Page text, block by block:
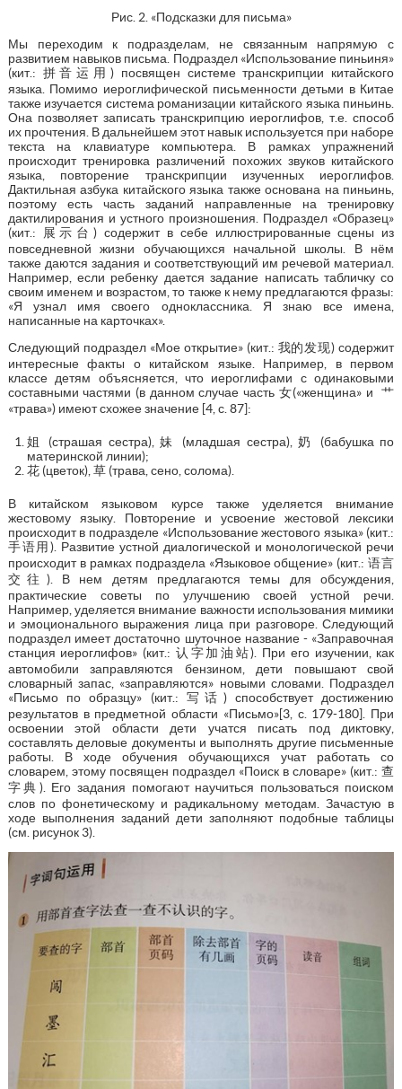
Рис. 2. «Подсказки для письма»
Мы переходим к подразделам, не связанным напрямую с
развитием навыков письма. Подраздел «Использование пиньиня»
(кит.: 拼音运用) посвящен системе транскрипции китайского
языка. Помимо иероглифической письменности детьми в Китае
также изучается система романизации китайского языка пиньинь.
Она позволяет записать транскрипцию иероглифов, т.е. способ
их прочтения. В дальнейшем этот навык используется при наборе
текста на клавиатуре компьютера. В рамках упражнений
происходит тренировка различений похожих звуков китайского
языка, повторение транскрипции изученных иероглифов.
Дактильная азбука китайского языка также основана на пиньинь,
поэтому есть часть заданий направленные на тренировку
дактилирования и устного произношения. Подраздел «Образец»
(кит.: 展示台) содержит в себе иллюстрированные сцены из
повседневной жизни обучающихся начальной школы. В нём
также даются задания и соответствующий им речевой материал.
Например, если ребенку дается задание написать табличку со
своим именем и возрастом, то также к нему предлагаются фразы:
«Я узнал имя своего одноклассника. Я знаю все имена,
написанные на карточках».
Следующий подраздел «Мое открытие» (кит.: 我的发现) содержит
интересные факты о китайском языке. Например, в первом
классе детям объясняется, что иероглифами с одинаковыми
составными частями (в данном случае часть 女(«женщина» и 艹
«трава») имеют схожее значение [4, с. 87]:
姐 (страшая сестра), 妹 (младшая сестра), 奶 (бабушка по
материнской линии);
花 (цветок), 草 (трава, сено, солома).
В китайском языковом курсе также уделяется внимание
жестовому языку. Повторение и усвоение жестовой лексики
происходит в подразделе «Использование жестового языка» (кит.:
手语用). Развитие устной диалогической и монологической речи
происходит в рамках подраздела «Языковое общение» (кит.: 语言
交往). В нем детям предлагаются темы для обсуждения,
практические советы по улучшению своей устной речи.
Например, уделяется внимание важности использования мимики
и эмоционального выражения лица при разговоре. Следующий
подраздел имеет достаточно шуточное название - «Заправочная
станция иероглифов» (кит.: 认字加油站). При его изучении, как
автомобили заправляются бензином, дети повышают свой
словарный запас, «заправляются» новыми словами. Подраздел
«Письмо по образцу» (кит.: 写话) способствует достижению
результатов в предметной области «Письмо»[3, с. 179-180]. При
освоении этой области дети учатся писать под диктовку,
составлять деловые документы и выполнять другие письменные
работы. В ходе обучения обучающихся учат работать со
словарем, этому посвящен подраздел «Поиск в словаре» (кит.: 查
字典). Его задания помогают научиться пользоваться поиском
слов по фонетическому и радикальному методам. Зачастую в
ходе выполнения заданий дети заполняют подобные таблицы
(см. рисунок 3).